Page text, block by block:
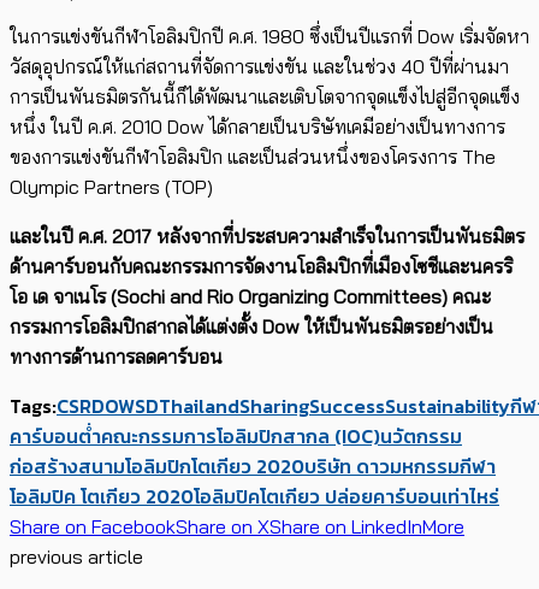
ในการแข่งขันกีฬาโอลิมปิกปี ค.ศ. 1980 ซึ่งเป็นปีแรกที่ Dow เริ่มจัดหา
วัสดุอุปกรณ์ให้แก่สถานที่จัดการแข่งขัน และในช่วง 40 ปีที่ผ่านมา
การเป็นพันธมิตรกันนี้ก็ได้พัฒนาและเติบโตจากจุดแข็งไปสู่อีกจุดแข็ง
หนึ่ง ในปี ค.ศ. 2010 Dow ได้กลายเป็นบริษัทเคมีอย่างเป็นทางการ
ของการแข่งขันกีฬาโอลิมปิก และเป็นส่วนหนึ่งของโครงการ The
Olympic Partners (TOP)
และในปี ค.ศ. 2017 หลังจากที่ประสบความสำเร็จในการเป็นพันธมิตร
ด้านคาร์บอนกับคณะกรรมการจัดงานโอลิมปิกที่เมืองโซชีและนครริ
โอ เด จาเนโร (Sochi and Rio Organizing Committees) คณะ
กรรมการโอลิมปิกสากลได้แต่งตั้ง Dow ให้เป็นพันธมิตรอย่างเป็น
ทางการด้านการลดคาร์บอน
Tags:CSRDOWSDThailandSharingSuccessSustainabilityกี
คาร์บอนต่ำคณะกรรมการโอลิมปิกสากล (IOC)นวัตกรรม
ก่อสร้างสนามโอลิมปิกโตเกียว 2020บริษัท ดาวมหกรรมกีฬา
โอลิมปิค โตเกียว 2020โอลิมปิคโตเกียว ปล่อยคาร์บอนเท่าไหร่
Share on FacebookShare on XShare on LinkedInMore
previous article